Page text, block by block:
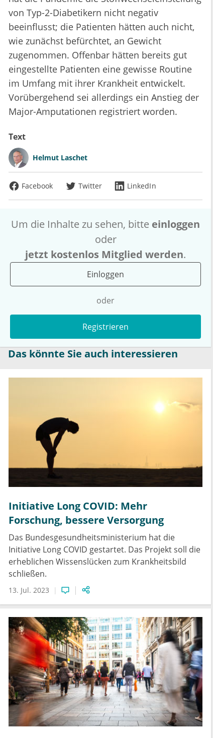
von Typ-2-Diabetikern nicht negativ
beeinflusst; die Patienten hätten auch nicht,
wie zunächst befürchtet, an Gewicht
zugenommen. Offenbar hätten bereits gut
eingestellte Patienten eine gewisse Routine
im Umfang mit ihrer Krankheit entwickelt.
Vorübergehend sei allerdings ein Anstieg der
Major-Amputationen registriert worden.
Text
Helmut Laschet
Facebook Twitter LinkedIn
Um die Inhalte zu sehen, bitte einloggen
oder
jetzt kostenlos Mitglied werden.
Einloggen
oder
Registrieren
Das könnte Sie auch interessieren
Initiative Long COVID: Mehr
Forschung, bessere Versorgung
Das Bundesgesundheitsministerium hat die
Initiative Long COVID gestartet. Das Projekt soll die
erheblichen Wissenslücken zum Krankheitsbild
schließen.
13. Jul. 2023